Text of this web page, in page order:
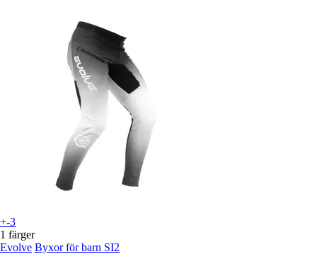
+-3
1 färger
Evolve Byxor för barn SI2